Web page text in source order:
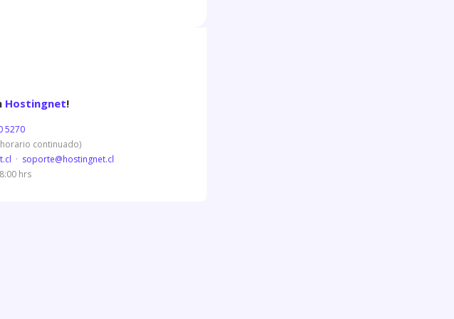
Hostingnet!
5270
continuado)
· soporte@hostingnet.cl
hrs